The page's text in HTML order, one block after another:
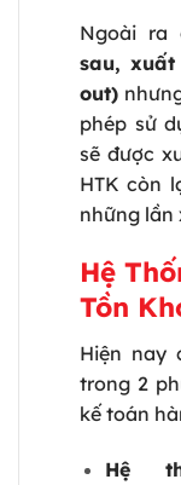
Ngoài ra
sau,
out)
phép sử
sẽ được
HTK còn
những lần
Hệ
Tồn
Hiện nay
trong 2
kế toán
Hệ